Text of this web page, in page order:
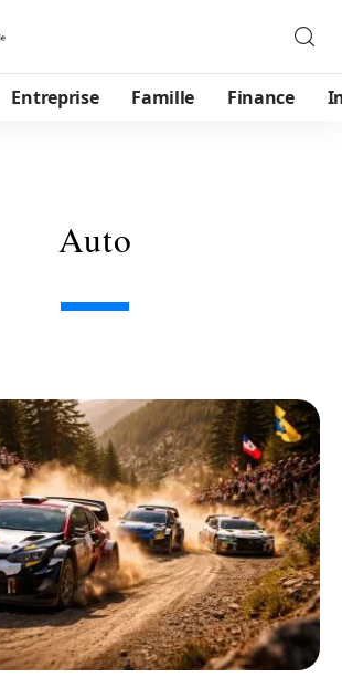
Entreprise Famille Finance
Auto